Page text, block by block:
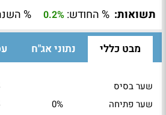
תשואות: % החודש: 0.2%
%
מבט כללי נתוני אג"ח
שער בסיס
שער פתיחה
0%